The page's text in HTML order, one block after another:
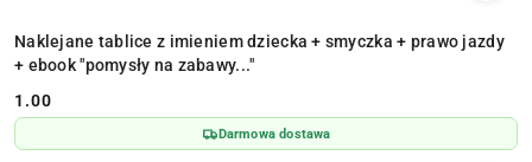
Naklejane tablice z imieniem dziecka + smyczka + prawo jazdy
+ ebook "pomysły na zabawy..."
Cena:
1.00
Darmowa dostawa